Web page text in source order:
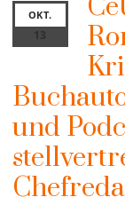
OKT.
13
und